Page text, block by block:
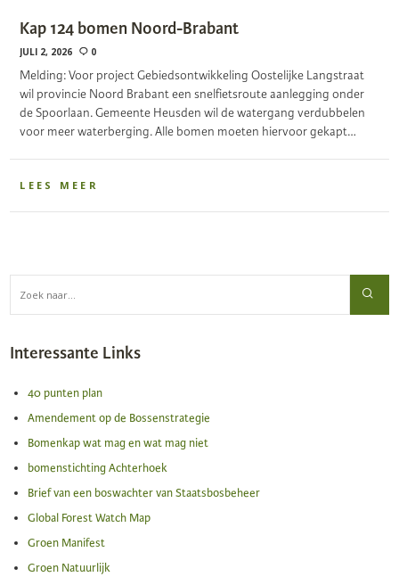
Kap 124 bomen Noord-Brabant
JULI 2, 2026 0
Melding: Voor project Gebiedsontwikkeling Oostelijke Langstraat
wil provincie Noord Brabant een snelfietsroute aanlegging onder
de Spoorlaan. Gemeente Heusden wil de watergang verdubbelen
voor meer waterberging. Alle bomen moeten hiervoor gekapt…
LEES MEER
Interessante Links
40 punten plan
Amendement op de Bossenstrategie
Bomenkap wat mag en wat mag niet
bomenstichting Achterhoek
Brief van een boswachter van Staatsbosbeheer
Global Forest Watch Map
Groen Manifest
Groen Natuurlijk